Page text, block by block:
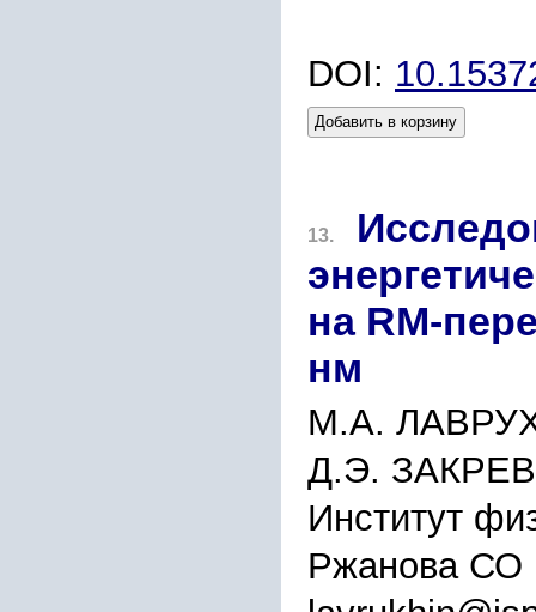
DOI:
Добавить в корзину
13.
на RM-
нм
М.А.
Д.Э.
Институт
Ржанова СО